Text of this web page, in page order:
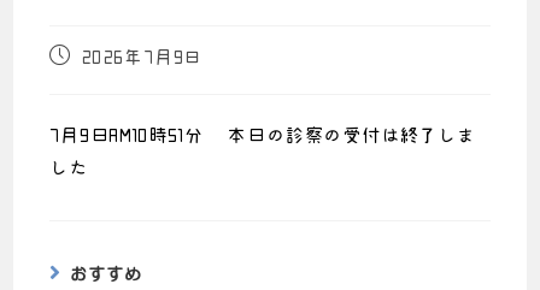
2026年7月9日
7月9日AM10時51分 本日の診察の受付は終了しま
した
おすすめ